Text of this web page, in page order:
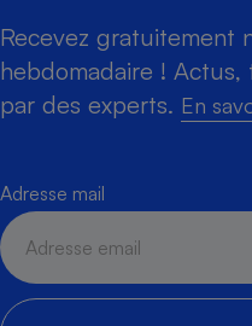
Recevez gratuitement
hebdomadaire !
par des experts. En
Adresse mail